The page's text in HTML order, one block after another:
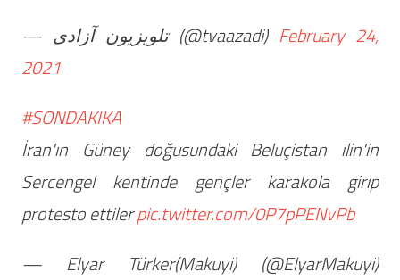
— تلویزیون آزادی (@tvaazadi) February 24,
2021
#SONDAKIKA
İran'ın Güney doğusundaki Beluçistan ilin'in
Sercengel kentinde gençler karakola girip
protesto ettilerpic.twitter.com/0P7pPENvPb
— Elyar Türker(Makuyi) (@ElyarMakuyi)